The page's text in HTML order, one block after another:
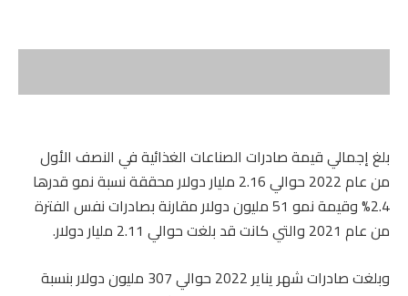
بلغ إجمالي قيمة صادرات الصناعات الغذائية في النصف الأول
من عام 2022 حوالي 2.16 مليار دولار محققة نسبة نمو قدرها
2.4% وقيمة نمو 51 مليون دولار مقارنة بصادرات نفس الفترة
من عام 2021 والتي كانت قد بلغت حوالي 2.11 مليار دولار.
وبلغت صادرات شهر يناير 2022 حوالي 307 مليون دولار بنسبة